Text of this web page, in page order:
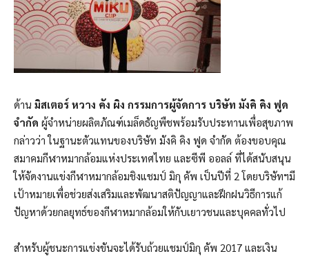
ด้าน มิสเตอร์ หวาง คัง ผิง กรรมการผู้จัดการ บริษัท มังคิ คิง ฟูด
จำกัด ผู้จำหน่ายผลิตภัณฑ์เมล็ดธัญพืชพร้อมรับประทานเพื่อสุขภาพ
กล่าวว่า ในฐานะตัวแทนของบริษัท มังคิ คิง ฟูด จำกัด ต้องขอบคุณ
สมาคมกีฬาหมากล้อมแห่งประเทศไทย และซีพี ออลล์ ที่ได้สนับสนุน
ให้จัดงานแข่งกีฬาหมากล้อมชิงแชมป์ มิกุ คัพ เป็นปีที่ 2 โดยบริษัทฯมี
เป้าหมายเพื่อช่วยส่งเสริมและพัฒนาสติปัญญาและฝึกฝนวิธีการแก้
ปัญหาด้วยกลยุทธ์ของกีฬาหมากล้อมให้กับเยาวชนและบุคคลทั่วไป
สำหรับผู้ชนะการแข่งขันจะได้รับถ้วยแชมป์มิกุ คัพ 2017 และเงิน